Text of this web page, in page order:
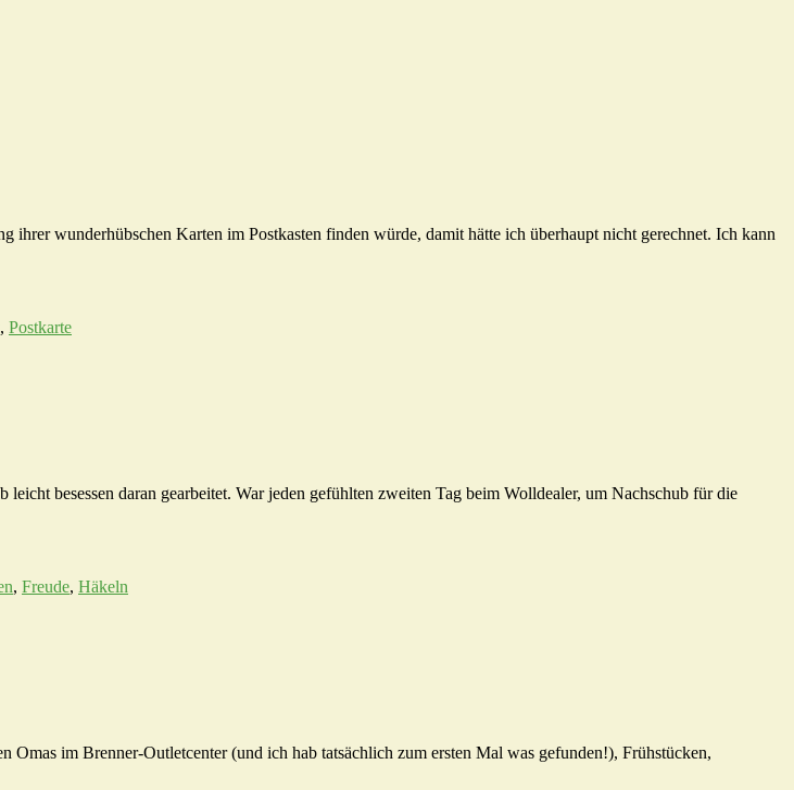
ihrer wunderhübschen Karten im Postkasten finden würde, damit hätte ich überhaupt nicht gerechnet. Ich kann
, Postkarte
besessen daran gearbeitet. War jeden gefühlten zweiten Tag beim Wolldealer, um Nachschub für die
, Freude, Häkeln
im Brenner-Outletcenter (und ich hab tatsächlich zum ersten Mal was gefunden!), Frühstücken,